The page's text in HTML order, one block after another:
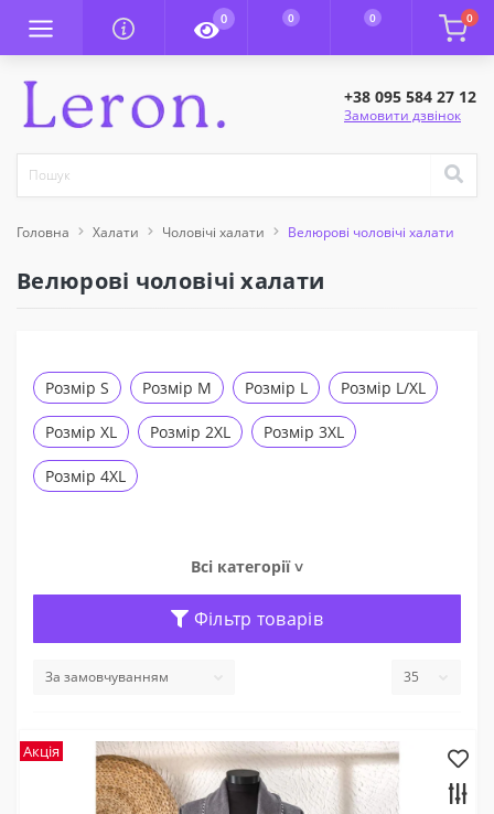
0 0 0 0
+38 095 584 27 12
Замовити дзвінок
Головна Халати Чоловічі халати Велюрові чоловічі халати
Велюрові чоловічі халати
Розмір S Розмір M Розмір L Розмір L/XL
Розмір XL Розмір 2XL Розмір 3XL
Розмір 4XL
Всі категорії ˅
Фільтр товарів
Акція